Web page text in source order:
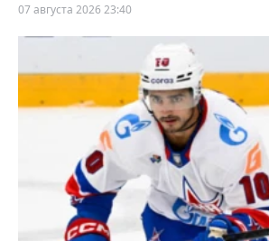
07 августа 2026 23:40